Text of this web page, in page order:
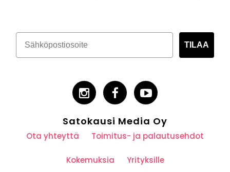
TILAA
Satokausi Media Oy
Ota yhteyttä Toimitus- ja palautusehdot
Kokemuksia Yrityksille